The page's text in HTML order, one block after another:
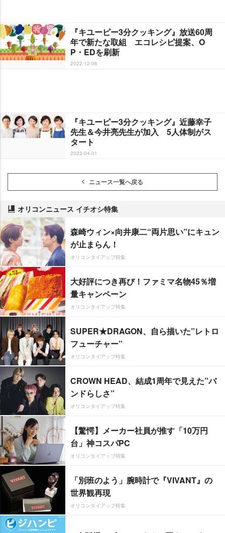
『キユーピー3分クッキング』放送60周
年で新たな取組 エコレシピ提案、O
P・EDを刷新
2022-12-06
『キユーピー3分クッキング』近藤幸子
先生＆今井亮先生が加入 5人体制がス
タート
2022-04-01
ニュース一覧へ戻る
オリコンニュース イチオシ特集
森崎ウィン×向井康二“両片思い”にキュン
が止まらん！
オリコンタイアップ特集
大好評につき再び！ファミマ名物45％増
量キャンペーン
オリコンタイアップ特集
SUPER★DRAGON、自ら描いた”レトロ
フューチャー”
オリコンタイアップ特集
CROWN HEAD、結成1周年で見えた”バ
ンドらしさ”
オリコンタイアップ特集
【驚愕】メーカー社員が推す「10万円
台」神コスパPC
オリコンタイアップ特集
「別班のよう」腕時計で『VIVANT』の
世界観再現
オリコンタイアップ特集